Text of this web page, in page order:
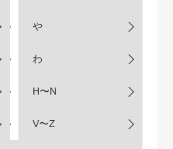
や
わ
H〜N
V〜Z